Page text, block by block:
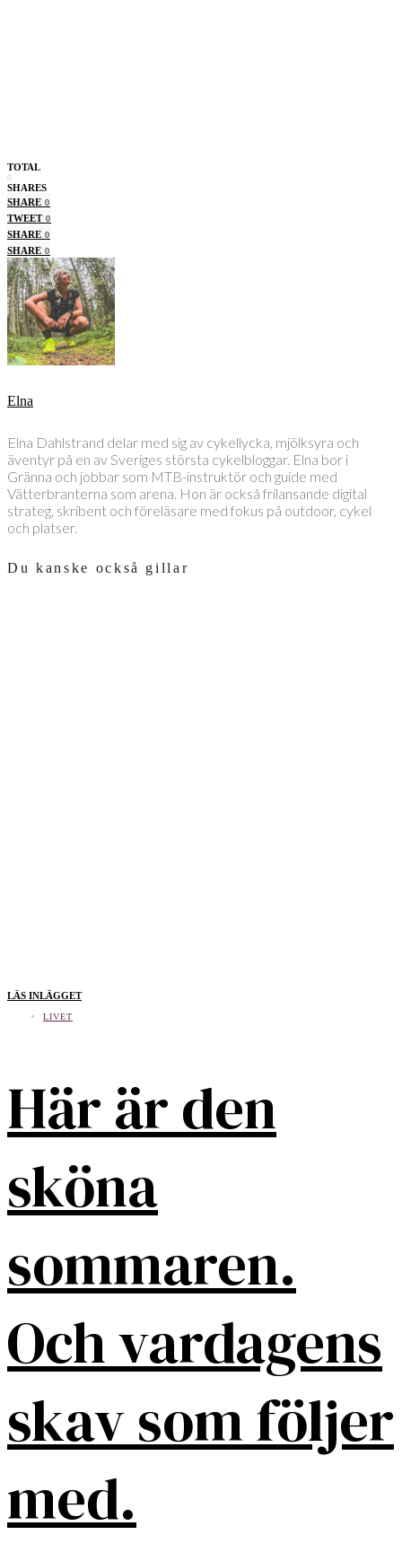
TOTAL
0
SHARES
SHARE 0
TWEET 0
SHARE 0
SHARE 0
Elna
Elna Dahlstrand delar med sig av cykellycka, mjölksyra och
äventyr på en av Sveriges största cykelbloggar. Elna bor i
Gränna och jobbar som MTB-instruktör och guide med
Vätterbranterna som arena. Hon är också frilansande digital
strateg, skribent och föreläsare med fokus på outdoor, cykel
och platser.
Du kanske också gillar
LÄS INLÄGGET
LIVET
Här är den
sköna
sommaren.
Och vardagens
skav som följer
med.